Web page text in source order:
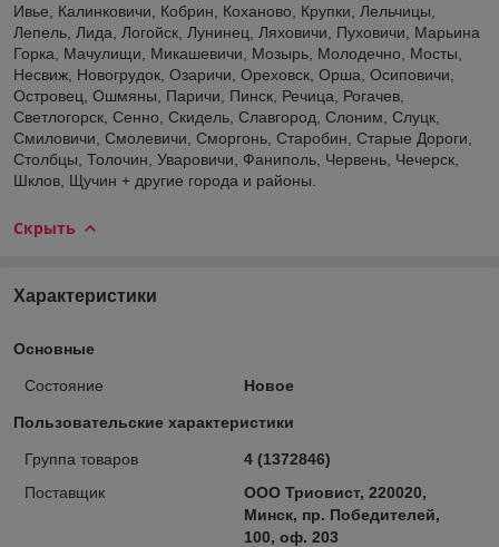
Ивье, Калинковичи, Кобрин, Коханово, Крупки, Лельчицы,
Лепель, Лида, Логойск, Лунинец, Ляховичи, Пуховичи, Марьина
Горка, Мачулищи, Микашевичи, Мозырь, Молодечно, Мосты,
Несвиж, Новогрудок, Озаричи, Ореховск, Орша, Осиповичи,
Островец, Ошмяны, Паричи, Пинск, Речица, Рогачев,
Светлогорск, Сенно, Скидель, Славгород, Слоним, Слуцк,
Смиловичи, Смолевичи, Сморгонь, Старобин, Старые Дороги,
Столбцы, Толочин, Уваровичи, Фаниполь, Червень, Чечерск,
Шклов, Щучин + другие города и районы.
Скрыть
Характеристики
Основные
Состояние Новое
Пользовательские характеристики
Группа товаров
4 (1372846)
Поставщик
ООО Триовист, 220020,
Минск, пр. Победителей,
100, оф. 203